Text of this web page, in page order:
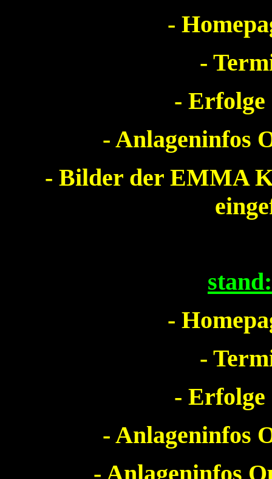
-
-
- Erfolge
- Anlageninfos
- Bilder der EMMA
-
-
- Erfolge
- Anlageninfos
- Anlageninfos